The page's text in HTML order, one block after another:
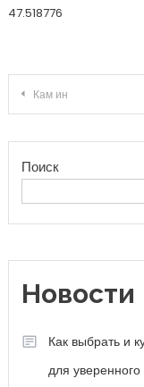
47.518776
Кам ин
Поиск
Новости
Как выбрать и
для